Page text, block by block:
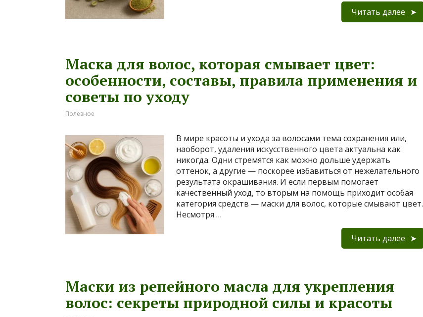
Читать далее
Маска для волос, которая смывает цвет:
особенности, составы, правила применения и
советы по уходу
Полезное
В мире красоты и ухода за волосами тема сохранения или,
наоборот, удаления искусственного цвета актуальна как
никогда. Одни стремятся как можно дольше удержать
оттенок, а другие — поскорее избавиться от нежелательного
результата окрашивания. И если первым помогает
качественный уход, то вторым на помощь приходит особая
категория средств — маски для волос, которые смывают цвет.
Несмотря …
Читать далее
Маски из репейного масла для укрепления
волос: секреты природной силы и красоты